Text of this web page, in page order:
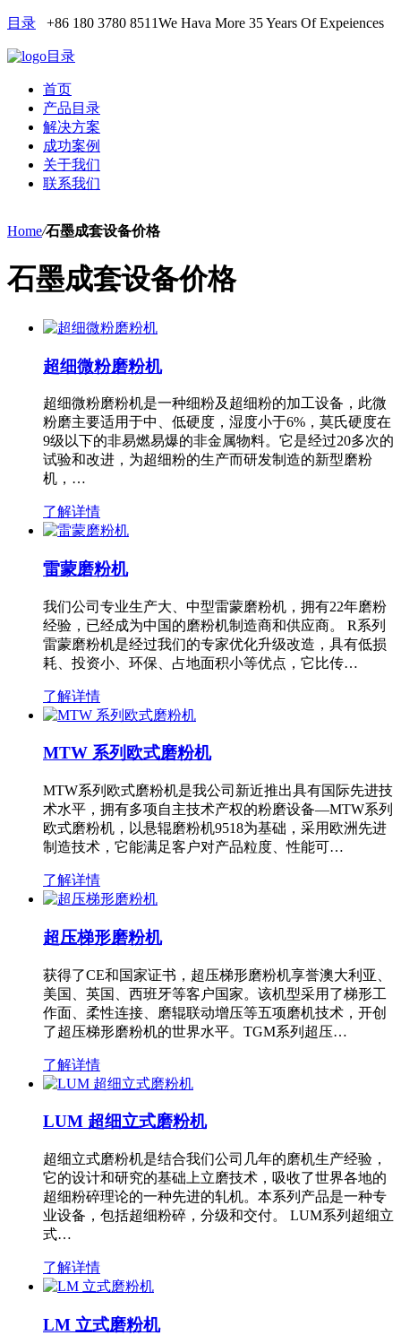
目录 +86 180 3780 8511We Hava More 35 Years Of Expeiences
目录
首页
产品目录
解决方案
成功案例
关于我们
联系我们
Home/石墨成套设备价格
石墨成套设备价格
超细微粉磨粉机
超细微粉磨粉机是一种细粉及超细粉的加工设备，此微
粉磨主要适用于中、低硬度，湿度小于6%，莫氏硬度在
9级以下的非易燃易爆的非金属物料。它是经过20多次的
试验和改进，为超细粉的生产而研发制造的新型磨粉
机，…
了解详情
雷蒙磨粉机
我们公司专业生产大、中型雷蒙磨粉机，拥有22年磨粉
经验，已经成为中国的磨粉机制造商和供应商。 R系列
雷蒙磨粉机是经过我们的专家优化升级改造，具有低损
耗、投资小、环保、占地面积小等优点，它比传…
了解详情
MTW 系列欧式磨粉机
MTW系列欧式磨粉机是我公司新近推出具有国际先进技
术水平，拥有多项自主技术产权的粉磨设备—MTW系列
欧式磨粉机，以悬辊磨粉机9518为基础，采用欧洲先进
制造技术，它能满足客户对产品粒度、性能可…
了解详情
超压梯形磨粉机
获得了CE和国家证书，超压梯形磨粉机享誉澳大利亚、
美国、英国、西班牙等客户国家。该机型采用了梯形工
作面、柔性连接、磨辊联动增压等五项磨机技术，开创
了超压梯形磨粉机的世界水平。TGM系列超压…
了解详情
LUM 超细立式磨粉机
超细立式磨粉机是结合我们公司几年的磨机生产经验，
它的设计和研究的基础上立磨技术，吸收了世界各地的
超细粉碎理论的一种先进的轧机。本系列产品是一种专
业设备，包括超细粉碎，分级和交付。 LUM系列超细立
式…
了解详情
LM 立式磨粉机